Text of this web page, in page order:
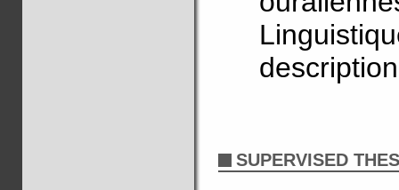
SUPERVISED